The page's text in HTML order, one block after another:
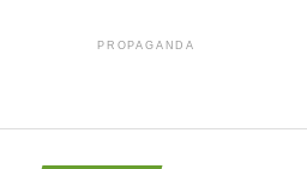
PROPAGANDA